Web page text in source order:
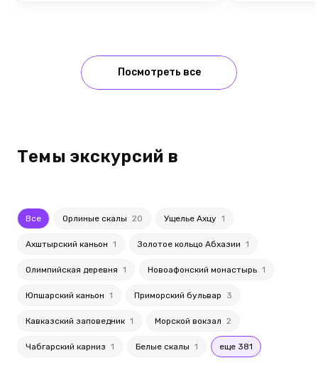
Посмотреть все
Темы экскурсий в
Все Орлиные скалы 20 Ущелье Ахцу 1
Ахштырский каньон 1 Золотое кольцо Абхазии 1
Олимпийская деревня 1 Новоафонский монастырь 1
Юпшарский каньон 1 Приморский бульвар 3
Кавказский заповедник 1 Морской вокзал 2
Чабгарский карниз 1 Белые скалы 1 еще 381